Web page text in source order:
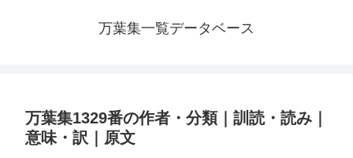
万葉集一覧データベース
万葉集1329番の作者・分類｜訓読・読み｜
意味・訳｜原文